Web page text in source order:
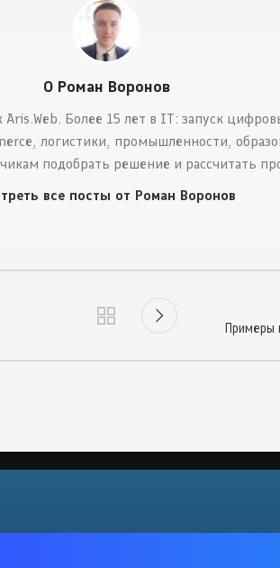
О Роман Воронов
Более 15 лет в IT: запуск
логистики, промышленности,
подобрать решение и рассчитать
все посты от Роман Воронов
Примеры